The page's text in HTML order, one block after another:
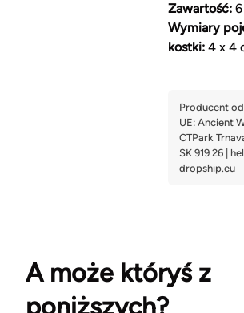
Zawartość:6
Wymiary
kostki:4 x 4
A może któryś z
poniższych?